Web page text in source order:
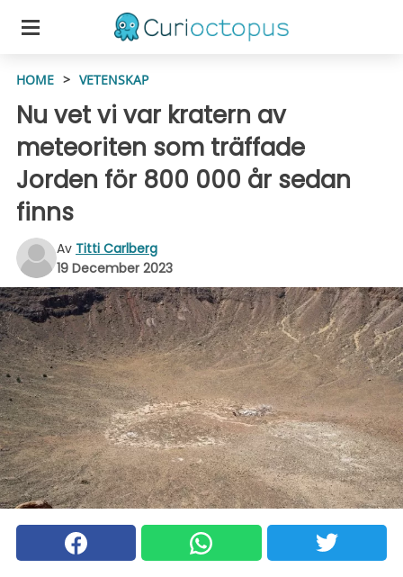
HOME > VETENSKAP
Nu vet vi var kratern av
meteoriten som träffade
Jorden för 800 000 år sedan
finns
Av Titti Carlberg
19 December 2023